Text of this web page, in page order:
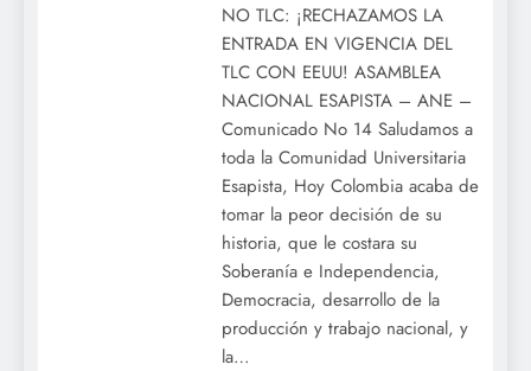
NO TLC: ¡RECHAZAMOS LA
ENTRADA EN VIGENCIA DEL
TLC CON EEUU! ASAMBLEA
NACIONAL ESAPISTA – ANE –
Comunicado No 14 Saludamos a
toda la Comunidad Universitaria
Esapista, Hoy Colombia acaba de
tomar la peor decisión de su
historia, que le costara su
Soberanía e Independencia,
Democracia, desarrollo de la
producción y trabajo nacional, y
la…